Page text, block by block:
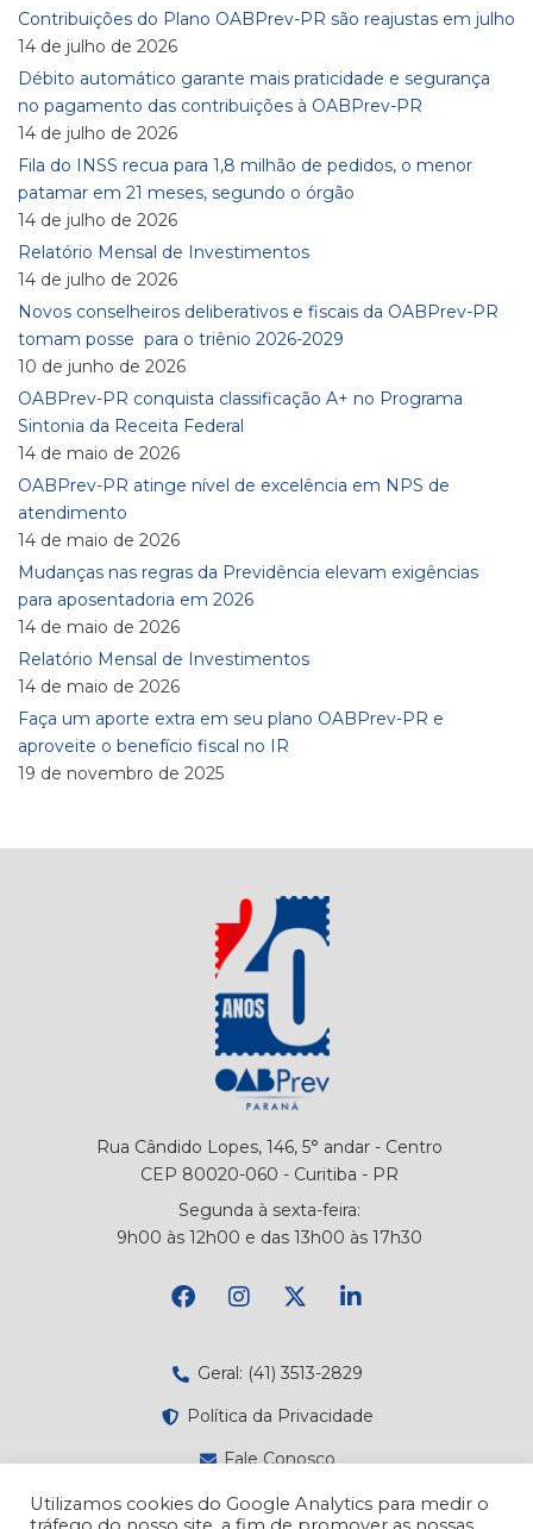
Contribuições do Plano OABPrev-PR são reajustas em julho
14 de julho de 2026
Débito automático garante mais praticidade e segurança
no pagamento das contribuições à OABPrev-PR
14 de julho de 2026
Fila do INSS recua para 1,8 milhão de pedidos, o menor
patamar em 21 meses, segundo o órgão
14 de julho de 2026
Relatório Mensal de Investimentos
14 de julho de 2026
Novos conselheiros deliberativos e fiscais da OABPrev-PR
tomam posse para o triênio 2026-2029
10 de junho de 2026
OABPrev-PR conquista classificação A+ no Programa
Sintonia da Receita Federal
14 de maio de 2026
OABPrev-PR atinge nível de excelência em NPS de
atendimento
14 de maio de 2026
Mudanças nas regras da Previdência elevam exigências
para aposentadoria em 2026
14 de maio de 2026
Relatório Mensal de Investimentos
14 de maio de 2026
Faça um aporte extra em seu plano OABPrev-PR e
aproveite o benefício fiscal no IR
19 de novembro de 2025
Rua Cândido Lopes, 146, 5° andar - Centro
CEP 80020-060 - Curitiba - PR
Segunda à sexta-feira:
9h00 às 12h00 e das 13h00 às 17h30
Geral: (41) 3513-2829
Política da Privacidade
Fale Conosco
Canal de Denúncias
Utilizamos cookies do Google Analytics para medir o